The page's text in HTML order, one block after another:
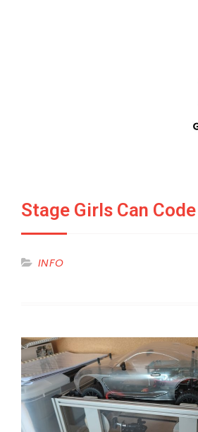
Stage Girls Can
INFO